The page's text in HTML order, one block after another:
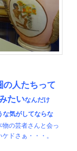
の人たちって
たいなんだけ
な気がしてならな
の芸者さんと会っ
ケドさぁ・・・。